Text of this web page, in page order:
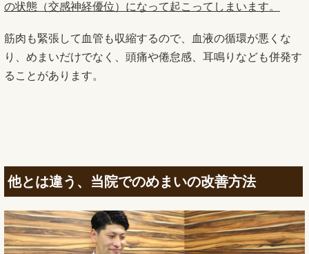
の状態（交感神経優位）になって起こってしまいます。
筋肉も緊張して血管も収縮するので、血液の循環が悪くな
り、めまいだけでなく、頭痛や倦怠感、耳鳴りなども併発す
ることがあります。
他とは違う、当院でのめまいの改善方法